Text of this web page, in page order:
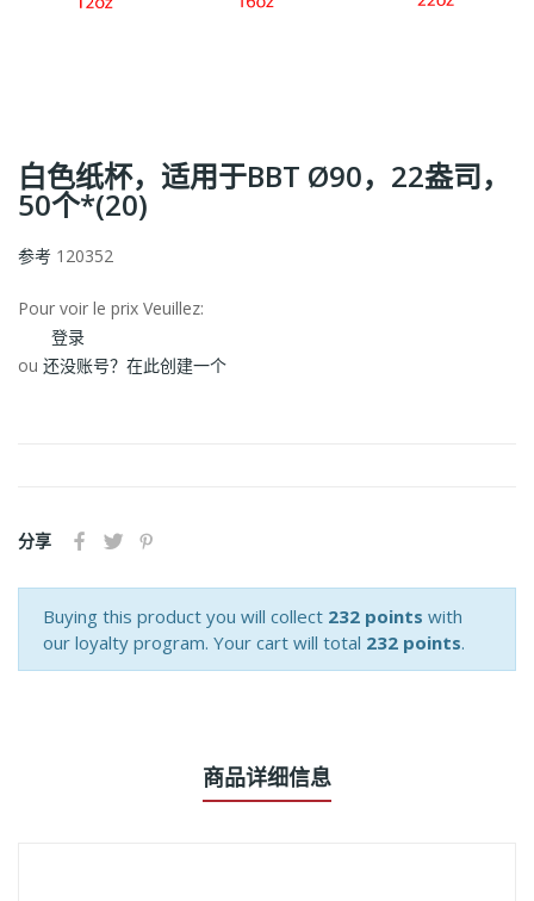
白色纸杯，适用于BBT Ø90，22盎司，
50个*(20)
参考 120352
Pour voir le prix Veuillez:
登录
ou 还没账号？在此创建一个
分享
Buying this product you will collect 232 points with
our loyalty program. Your cart will total 232 points.
商品详细信息